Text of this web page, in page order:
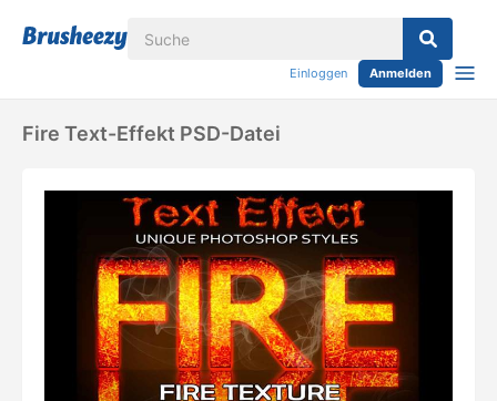
Einloggen Anmelden
Fire Text-Effekt PSD-Datei